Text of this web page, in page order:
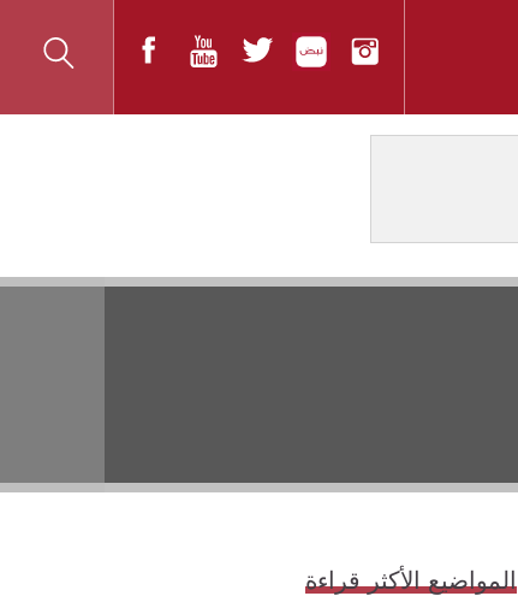
المواضيع الأكثر قراءة